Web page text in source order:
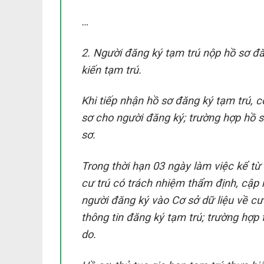
…
2. Người đăng ký tạm trú nộp hồ sơ
kiến tạm trú.
Khi tiếp nhận hồ sơ đăng ký tạm trú,
sơ cho người đăng ký; trường hợp hồ
sơ.
Trong thời hạn 03 ngày làm việc kể
cư trú có trách nhiệm thẩm định,
người đăng ký vào Cơ sở dữ liệu về
thông tin đăng ký tạm trú; trường
do.